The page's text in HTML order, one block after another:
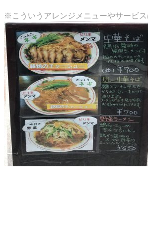
※こういうアレンジメニューやサービ